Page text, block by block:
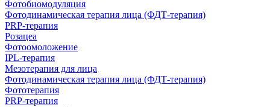
Фотобиомодуляция
Фотодинамическая терапия лица (ФДТ-терапия)
PRP-терапия
Розацеа
Фотоомоложение
IPL‑терапия
Мезотерапия для лица
Фотодинамическая терапия лица (ФДТ-терапия)
Фототерапия
PRP-терапия